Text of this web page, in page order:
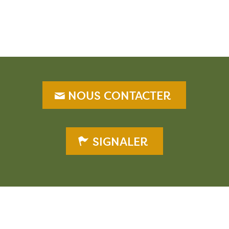
NOUS CONTACTER
SIGNALER